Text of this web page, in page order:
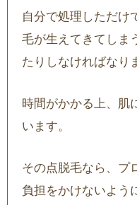
自分で処理しただけ
毛が生えてきてしま
たりしなければなり
時間がかかる上、肌
います。
その点脱毛なら、プ
負担をかけないよう